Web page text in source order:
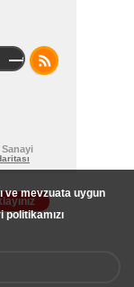
ve mevzuata uygun